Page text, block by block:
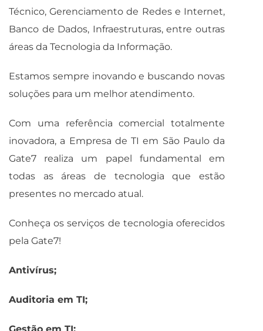
Técnico, Gerenciamento de Redes e Internet,
Banco de Dados, Infraestruturas, entre outras
áreas da Tecnologia da Informação.
Estamos sempre inovando e buscando novas
soluções para um melhor atendimento.
Com uma referência comercial totalmente
inovadora, a Empresa de TI em São Paulo da
Gate7 realiza um papel fundamental em
todas as áreas de tecnologia que estão
presentes no mercado atual.
Conheça os serviços de tecnologia oferecidos
pela Gate7!
Antivírus;
Auditoria em TI;